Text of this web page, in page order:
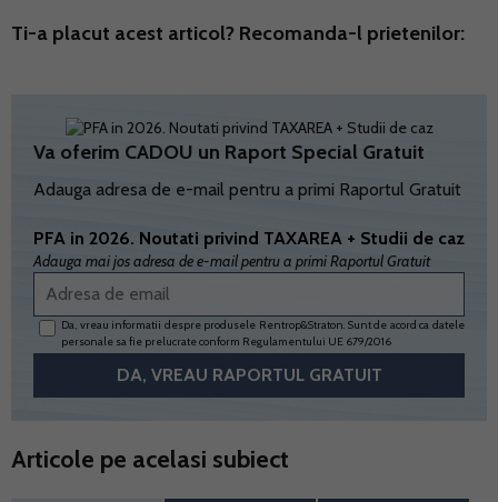
Ti-a placut acest articol? Recomanda-l prietenilor:
Va oferim CADOU un Raport Special Gratuit
Adauga adresa de e-mail pentru a primi Raportul Gratuit
PFA in 2026. Noutati privind TAXAREA + Studii de caz
Adauga mai jos adresa de e-mail pentru a primi Raportul Gratuit
Da, vreau informatii despre produsele Rentrop&Straton. Sunt de acord ca datele
personale sa fie prelucrate conform Regulamentului UE 679/2016
Articole pe acelasi subiect